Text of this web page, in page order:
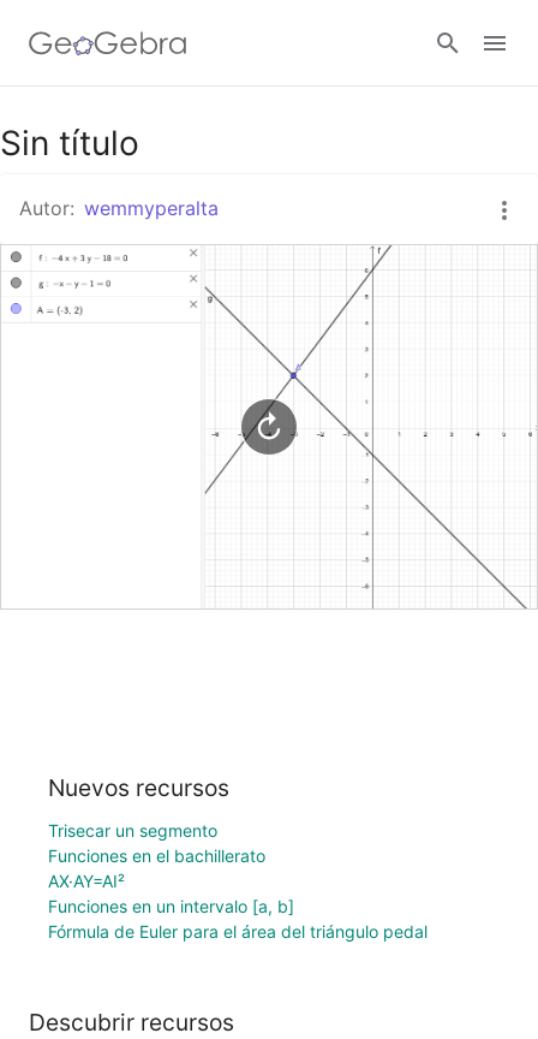
Google Classroom
GeoGebra Classroom
Abrir sesión
Sin título
Autor: wemmyperalta
Nuevos recursos
Trisecar un segmento
Funciones en el bachillerato
AX·AY=AI²
Funciones en un intervalo [a, b]
Fórmula de Euler para el área del triángulo pedal
Descubrir recursos